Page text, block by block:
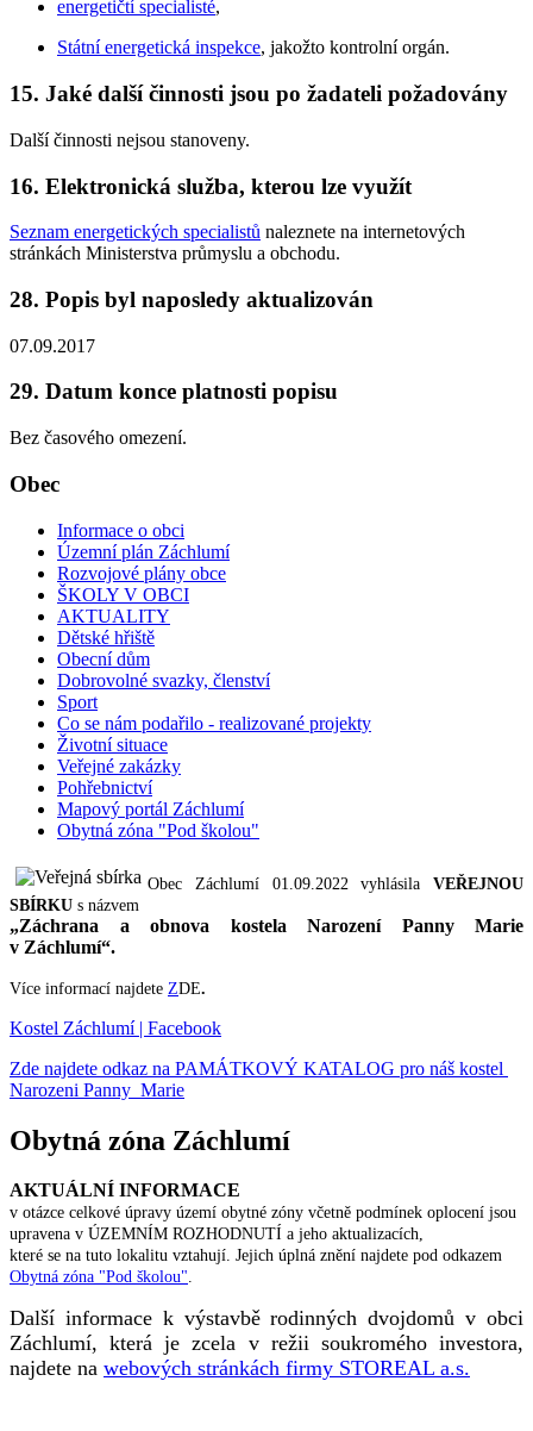
energetičtí specialisté,
Státní energetická inspekce, jakožto kontrolní orgán.
15. Jaké další činnosti jsou po žadateli požadovány
Další činnosti nejsou stanoveny.
16. Elektronická služba, kterou lze využít
Seznam energetických specialistů naleznete na internetových
stránkách Ministerstva průmyslu a obchodu.
28. Popis byl naposledy aktualizován
07.09.2017
29. Datum konce platnosti popisu
Bez časového omezení.
Obec
Informace o obci
Územní plán Záchlumí
Rozvojové plány obce
ŠKOLY V OBCI
AKTUALITY
Dětské hřiště
Obecní dům
Dobrovolné svazky, členství
Sport
Co se nám podařilo - realizované projekty
Životní situace
Veřejné zakázky
Pohřebnictví
Mapový portál Záchlumí
Obytná zóna "Pod školou"
Obec Záchlumí 01.09.2022 vyhlásila VEŘEJNOU
SBÍRKU s názvem
„Záchrana a obnova kostela Narození Panny Marie
v Záchlumí“.
Více informací najdete ZDE.
Kostel Záchlumí | Facebook
Zde najdete odkaz na PAMÁTKOVÝ KATALOG pro náš kostel
Narozeni Panny Marie
Obytná zóna Záchlumí
AKTUÁLNÍ INFORMACE
v otázce celkové úpravy území obytné zóny včetně podmínek oplocení jsou
upravena v ÚZEMNÍM ROZHODNUTÍ a jeho aktualizacích,
které se na tuto lokalitu vztahují. Jejich úplná znění najdete pod odkazem
Obytná zóna "Pod školou".
Další informace k výstavbě rodinných dvojdomů v obci
Záchlumí, která je zcela v režii soukromého investora,
najdete na webových stránkách firmy STOREAL a.s.